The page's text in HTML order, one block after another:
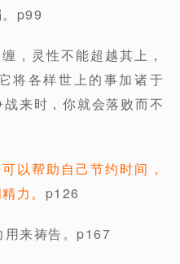
p99
，灵性不能超越其上，
将各样世上的事加诸于
来时，你就会落败而不
以帮助自己节约时间，
力。 p126
用来祷告。p167